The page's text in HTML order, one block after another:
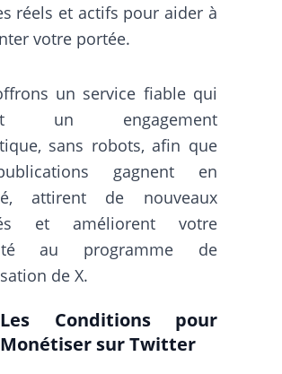
réels et actifs pour aider à
votre portée.
un service fiable qui
un engagement
sans robots, afin que
gagnent en
attirent de nouveaux
et améliorent votre
au programme de
de X.
Les Conditions pour
Monétiser sur Twitter